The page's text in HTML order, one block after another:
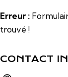
Erreur :
trouvé !
CONTACT